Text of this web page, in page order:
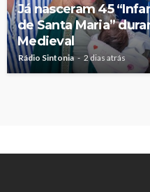
Já nasceram 45
de Santa Maria”
Medieval
Rádio Sintonia 2 dias atrás